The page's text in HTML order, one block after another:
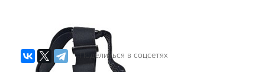
Поделиться в соцсетях